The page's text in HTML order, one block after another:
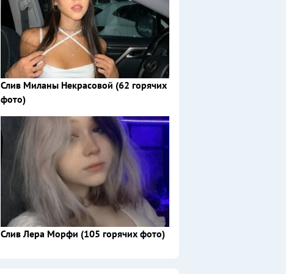
Слив Миланы Некрасовой (62 горячих
фото)
Слив Лера Морфи (105 горячих фото)